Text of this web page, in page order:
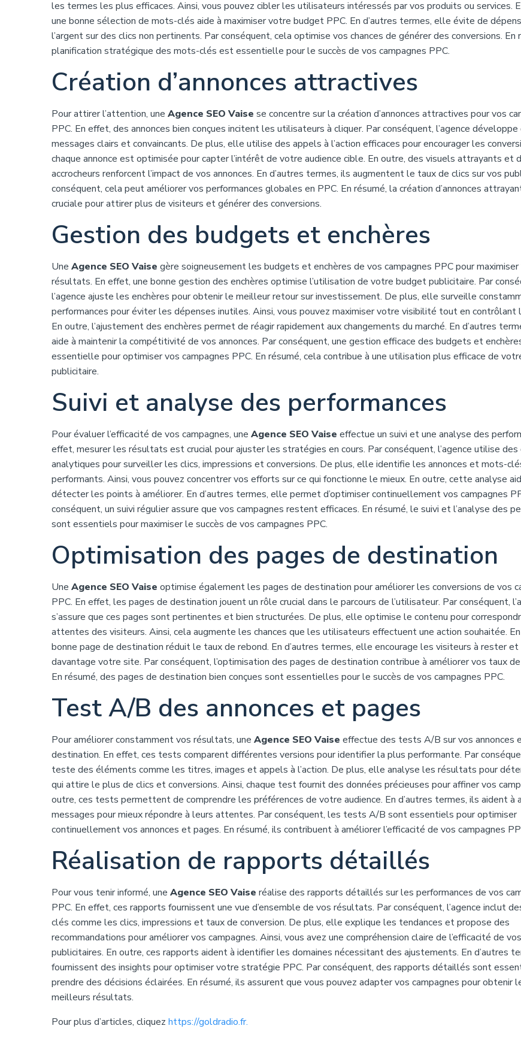
les termes les plus efficaces. Ainsi, vous pouvez cibler les utilisateurs intéressés par vos produits ou services.
une bonne sélection de mots-clés aide à maximiser votre budget PPC. En d’autres termes, elle évite de
l’argent sur des clics non pertinents. Par conséquent, cela optimise vos chances de générer des conversions. En
planification stratégique des mots-clés est essentielle pour le succès de vos campagnes PPC.
Création d’annonces attractives
Pour attirer l’attention, une Agence SEO Vaise se concentre sur la création d’annonces attractives pour vos
PPC. En effet, des annonces bien conçues incitent les utilisateurs à cliquer. Par conséquent, l’agence développe
messages clairs et convaincants. De plus, elle utilise des appels à l’action efficaces pour encourager les
chaque annonce est optimisée pour capter l’intérêt de votre audience cible. En outre, des visuels attrayants et
accrocheurs renforcent l’impact de vos annonces. En d’autres termes, ils augmentent le taux de clics sur vos
conséquent, cela peut améliorer vos performances globales en PPC. En résumé, la création d’annonces
cruciale pour attirer plus de visiteurs et générer des conversions.
Gestion des budgets et enchères
Une Agence SEO Vaise gère soigneusement les budgets et enchères de vos campagnes PPC pour maximiser
résultats. En effet, une bonne gestion des enchères optimise l’utilisation de votre budget publicitaire. Par
l’agence ajuste les enchères pour obtenir le meilleur retour sur investissement. De plus, elle surveille
performances pour éviter les dépenses inutiles. Ainsi, vous pouvez maximiser votre visibilité tout en contrôlant
En outre, l’ajustement des enchères permet de réagir rapidement aux changements du marché. En d’autres
aide à maintenir la compétitivité de vos annonces. Par conséquent, une gestion efficace des budgets et
essentielle pour optimiser vos campagnes PPC. En résumé, cela contribue à une utilisation plus efficace de
publicitaire.
Suivi et analyse des performances
Pour évaluer l’efficacité de vos campagnes, une Agence SEO Vaise effectue un suivi et une analyse des
effet, mesurer les résultats est crucial pour ajuster les stratégies en cours. Par conséquent, l’agence utilise
analytiques pour surveiller les clics, impressions et conversions. De plus, elle identifie les annonces et mots-
performants. Ainsi, vous pouvez concentrer vos efforts sur ce qui fonctionne le mieux. En outre, cette analyse
détecter les points à améliorer. En d’autres termes, elle permet d’optimiser continuellement vos campagnes
conséquent, un suivi régulier assure que vos campagnes restent efficaces. En résumé, le suivi et l’analyse des
sont essentiels pour maximiser le succès de vos campagnes PPC.
Optimisation des pages de destination
Une Agence SEO Vaise optimise également les pages de destination pour améliorer les conversions de vos
PPC. En effet, les pages de destination jouent un rôle crucial dans le parcours de l’utilisateur. Par conséquent,
s’assure que ces pages sont pertinentes et bien structurées. De plus, elle optimise le contenu pour
attentes des visiteurs. Ainsi, cela augmente les chances que les utilisateurs effectuent une action souhaitée.
bonne page de destination réduit le taux de rebond. En d’autres termes, elle encourage les visiteurs à rester
davantage votre site. Par conséquent, l’optimisation des pages de destination contribue à améliorer vos taux
En résumé, des pages de destination bien conçues sont essentielles pour le succès de vos campagnes PPC.
Test A/B des annonces et pages
Pour améliorer constamment vos résultats, une Agence SEO Vaise effectue des tests A/B sur vos annonces
destination. En effet, ces tests comparent différentes versions pour identifier la plus performante. Par
teste des éléments comme les titres, images et appels à l’action. De plus, elle analyse les résultats pour
qui attire le plus de clics et conversions. Ainsi, chaque test fournit des données précieuses pour affiner vos
outre, ces tests permettent de comprendre les préférences de votre audience. En d’autres termes, ils aident à
messages pour mieux répondre à leurs attentes. Par conséquent, les tests A/B sont essentiels pour optimiser
continuellement vos annonces et pages. En résumé, ils contribuent à améliorer l’efficacité de vos campagnes
Réalisation de rapports détaillés
Pour vous tenir informé, une Agence SEO Vaise réalise des rapports détaillés sur les performances de vos
PPC. En effet, ces rapports fournissent une vue d’ensemble de vos résultats. Par conséquent, l’agence inclut
clés comme les clics, impressions et taux de conversion. De plus, elle explique les tendances et propose des
recommandations pour améliorer vos campagnes. Ainsi, vous avez une compréhension claire de l’efficacité de
publicitaires. En outre, ces rapports aident à identifier les domaines nécessitant des ajustements. En d’autres
fournissent des insights pour optimiser votre stratégie PPC. Par conséquent, des rapports détaillés sont
prendre des décisions éclairées. En résumé, ils assurent que vous pouvez adapter vos campagnes pour obtenir
meilleurs résultats.
Pour plus d’articles, cliquez https://goldradio.fr.